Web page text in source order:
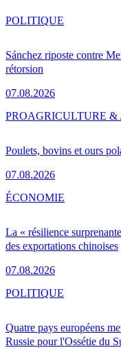
Sánchez riposte contre
rétorsion
07.08.2026
POLITIQUE
Poulets, bovins et ours
07.08.2026
PROAGRICULTURE
La « résilience
des exportations chinoises
07.08.2026
ÉCONOMIE
Quatre pays européens
Russie pour l'Ossétie du
POLITIQUE